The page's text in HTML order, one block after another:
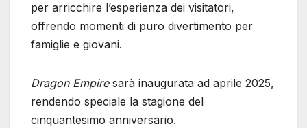
per arricchire l’esperienza dei visitatori,
offrendo momenti di puro divertimento per
famiglie e giovani.
Dragon Empiresarà inaugurata ad aprile 2025,
rendendo speciale la stagione del
cinquantesimo anniversario.